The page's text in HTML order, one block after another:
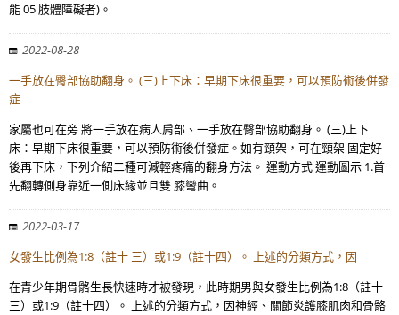
能 05 肢體障礙者)。
2022-08-28
一手放在臀部協助翻身。 (三)上下床：早期下床很重要，可以預防術後併發
症
家屬也可在旁 將一手放在病人肩部、一手放在臀部協助翻身。 (三)上下
床：早期下床很重要，可以預防術後併發症。如有頸架，可在頸架 固定好
後再下床，下列介紹二種可減輕疼痛的翻身方法。 運動方式 運動圖示 1.首
先翻轉側身靠近一側床緣並且雙 膝彎曲。
2022-03-17
女發生比例為1:8（註十 三）或1:9（註十四）。 上述的分類方式，因
在青少年期骨骼生長快速時才被發現，此時期男與女發生比例為1:8（註十
三）或1:9（註十四）。 上述的分類方式，因神經、關節炎護膝肌肉和骨骼